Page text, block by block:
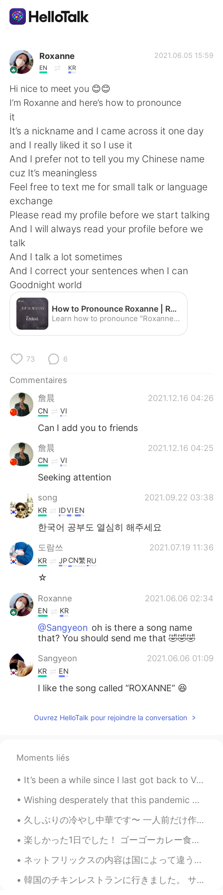
Appli d'échange linguistique
AI Grammar Checker
Français
English 简体中文
繁體中文 Español
العربية
日本語 한국어
Русский ไทย
Indonesia Italiano
Türkçe
Português
Roxanne
EN KR
2021.06.05 15:59
Hi nice to meet you 😊😊
I’m Roxanne and here’s how to pronounce
it
It’s a nickname and I came across it one day
and I really liked it so I use it
And I prefer not to tell you my Chinese name
cuz It’s meaningless
Feel free to text me for small talk or language
exchange
Please read my profile before we start talking
And I will always read your profile before we
talk
And I talk a lot sometimes
And I correct your sentences when I can
Goodnight world
How to Pronounce Roxanne | Roxanne Pronunciation - YouTube
Learn how to pronounce "Roxanne" with the American Pronunciation Guide ("APG")! The American Pronunciation Guide is devoted to descriptive linguistics--i.e....
73 6
Commentaires
詹晨
2021.12.16 04:26
CN VI
Can I add you to friends
詹晨 2021.12.16 04:25
CN VI
Seeking attention
song 2021.09.22 03:38
KR IDVI EN
한국어 공부도 열심히 해주세요
도람쓰 2021.07.19 11:36
KR JPCN繁 RU
☆
Roxanne 2021.06.06 02:34
EN KR
@Sangyeon oh is there a song name
that? You should send me that 🤣🤣🤣
Sangyeon 2021.06.06 01:09
KR EN
I like the song called “ROXANNE” 😆
Ouvrez HelloTalk pour rejoindre la conversation
Moments liés
It’s been a while since I last got back to Vancouver... We were gonna celebrate my grandmas 90 ye...
Wishing desperately that this pandemic would end so we can hit the road again, but that doesn't m...
久しぶりの冷やし中華です〜 一人前だけ作るのはすごくコスパが良くないです！笑 どんなものでも少ししかいらないし、どうせ切るなら、たくさん切ってもそんなに変わらないと思います😂 しかも、ここの水道...
楽しかった1日でした！ ゴーゴーカレー食べて、ゲーセンでキャプテンアメリカのフィギュアを簡単に取れて、嬉しかった！（＾∇＾） 夜ご飯またハンバーグを作りました〜 引っ越して以来、初めてちゃんとし...
ネットフリックスの内容は国によって違うことはみんな知ってると思いますけど、最近こっちのネットフリックスは韓国の映画やドラマばっかりです…全世界同時にリリースドラマ以外のはほぼ韓国ドラマですし、ア...
韓国のチキンレストランに行きました。 サクサクで、すごく美味しいから、フライドチキンだと思いましたが、まさか特殊な焼き方で作ったベイクドチキンでした！揚げるのより全然ヘルシーですね！おでん🍢みた...